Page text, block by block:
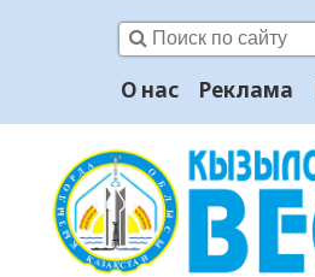
О нас Реклама